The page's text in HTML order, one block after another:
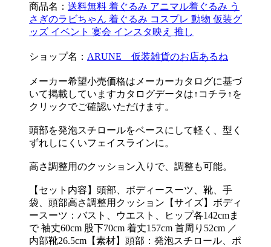
商品名： 送料無料 着ぐるみ アニマル着ぐるみ う
さぎのラビちゃん 着ぐるみ コスプレ 動物 仮装グ
ッズ イベント 宴会 インスタ映え 推し
ショップ名： ARUNE 仮装雑貨のお店あるね
メーカー希望小売価格はメーカーカタログに基づ
いて掲載していますカタログデータは↑コチラ↑を
クリックでご確認いただけます。
頭部を発泡スチロールをベースにして軽く、型く
ずれしにくいフェイスラインに。
高さ調整用のクッション入りで、調整も可能。
【セット内容】頭部、ボディースーツ、靴、手
袋、頭部高さ調整用クッション【サイズ】ボディ
ースーツ：バスト、ウエスト、ヒップ各142cmま
で 袖丈60cm 股下70cm 着丈157cm 首周り52cm ／
内部靴26.5cm【素材】頭部：発泡スチロール、ポ